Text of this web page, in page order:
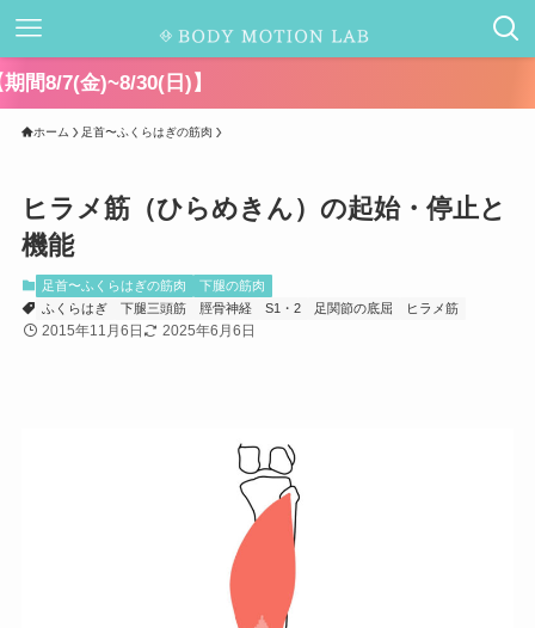
ホーム 足首〜ふくらはぎの筋肉
ヒラメ筋（ひらめきん）の起始・停止と
機能
足首〜ふくらはぎの筋肉
下腿の筋肉
ふくらはぎ
下腿三頭筋 脛骨神経 S1・2 足関節の底屈 ヒラメ筋
2015年11月6日 2025年6月6日